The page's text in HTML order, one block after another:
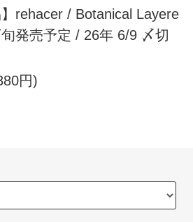
rehacer / Botanical Layere
発売予定 / 26年 6/9 〆切
円)